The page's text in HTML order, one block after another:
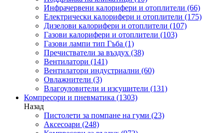
Инфрачервени калорифери и отоплители (66)
Електрически калорифери и отоплители (175)
Дизелови калорифери и отоплители (107)
Газови калорифери и отоплители (103)
Газови лампи тип Гъба (1)
Пречистватели за въздух (38)
Вентилатори (141)
Вентилатори индустриални (60)
Овлажнители (3)
Влагоуловители и изсушители (131)
Компресори и пневматика (1303)
Назад
Пистолети за помпане на гуми (23)
Аксесоари (248)